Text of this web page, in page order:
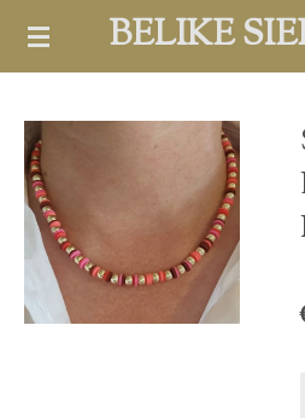
Ga
hoofdinhoud
BELIKE